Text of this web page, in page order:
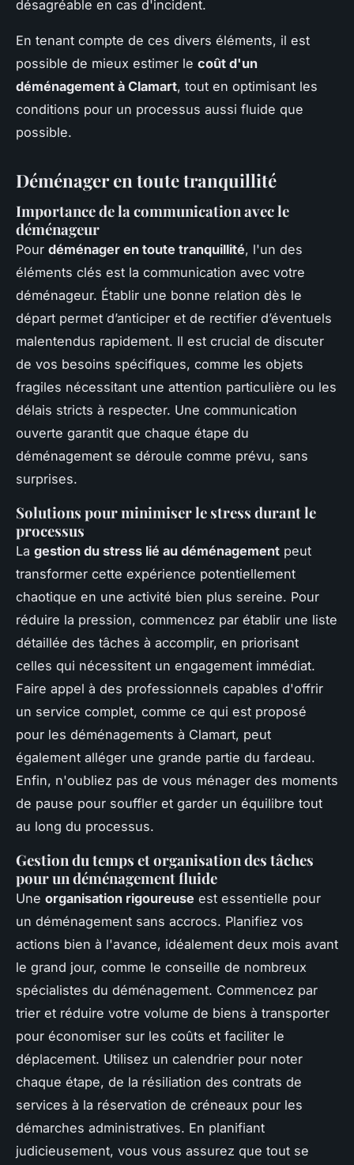
désagréable en cas d'incident.
En tenant compte de ces divers éléments, il est
possible de mieux estimer le coût d'un
déménagement à Clamart, tout en optimisant les
conditions pour un processus aussi fluide que
possible.
Déménager en toute tranquillité
Importance de la communication avec le
déménageur
Pour déménager en toute tranquillité, l'un des
éléments clés est la communication avec votre
déménageur. Établir une bonne relation dès le
départ permet d’anticiper et de rectifier d’éventuels
malentendus rapidement. Il est crucial de discuter
de vos besoins spécifiques, comme les objets
fragiles nécessitant une attention particulière ou les
délais stricts à respecter. Une communication
ouverte garantit que chaque étape du
déménagement se déroule comme prévu, sans
surprises.
Solutions pour minimiser le stress durant le
processus
La gestion du stress lié au déménagement peut
transformer cette expérience potentiellement
chaotique en une activité bien plus sereine. Pour
réduire la pression, commencez par établir une liste
détaillée des tâches à accomplir, en priorisant
celles qui nécessitent un engagement immédiat.
Faire appel à des professionnels capables d'offrir
un service complet, comme ce qui est proposé
pour les déménagements à Clamart, peut
également alléger une grande partie du fardeau.
Enfin, n'oubliez pas de vous ménager des moments
de pause pour souffler et garder un équilibre tout
au long du processus.
Gestion du temps et organisation des tâches
pour un déménagement fluide
Une organisation rigoureuse est essentielle pour
un déménagement sans accrocs. Planifiez vos
actions bien à l'avance, idéalement deux mois avant
le grand jour, comme le conseille de nombreux
spécialistes du déménagement. Commencez par
trier et réduire votre volume de biens à transporter
pour économiser sur les coûts et faciliter le
déplacement. Utilisez un calendrier pour noter
chaque étape, de la résiliation des contrats de
services à la réservation de créneaux pour les
démarches administratives. En planifiant
judicieusement, vous vous assurez que tout se